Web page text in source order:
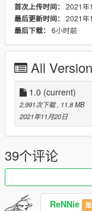
_________
Known issues:
____________
Instructions
INSTALLATION:
FIRST: open
/
HERE activate "edit
folder from the .zip
HEN go to gta5 /
首次上传时间： 2021年
最后更新时间： 2021年
最后下载： 6小时前
All
1.0 (current)
2,991次下载 , 11.8 MB
2021年11月20日
39个评论
ReNNie